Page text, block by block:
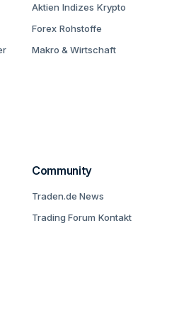
Aktien Indizes Krypto
Forex Rohstoffe
Makro & Wirtschaft
Community
Traden.de News
Trading Forum Kontakt